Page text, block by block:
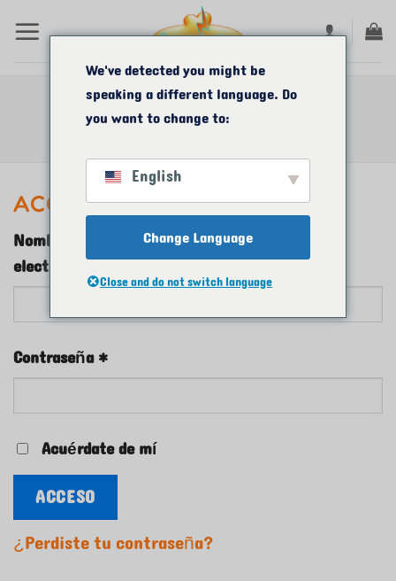
MI CUENTA
Acceso
ACCESO
Nombre de usuario o dirección de correo
electrónico*Requerido
Contraseña*Requerido
Acuérdate de mí
ACCESO
¿Perdiste tu contraseña?
We've detected you might be
speaking a different language. Do
you want to change to:
English
Change Language
Close and do not switch language